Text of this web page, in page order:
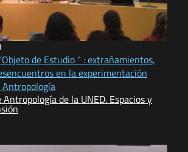
de Estudio " : extrañamientos,
en la experimentación
Antropología de la UNED. Espacios y